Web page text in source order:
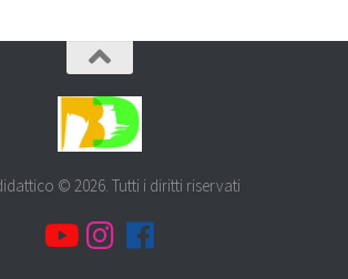
© 2026. Tutti i diritti riservati